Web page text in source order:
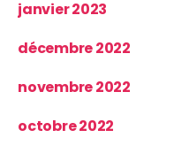
janvier 2023
décembre 2022
novembre 2022
octobre 2022